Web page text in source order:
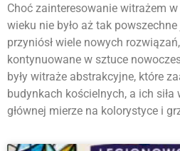
Choć zainteresowanie witrażem
wieku nie było aż tak
przyniósł wiele nowych
kontynuowane w sztuce
były witraże abstrakcyjne, które
budynkach kościelnych, a ich siła
głównej mierze na kolorystyce i